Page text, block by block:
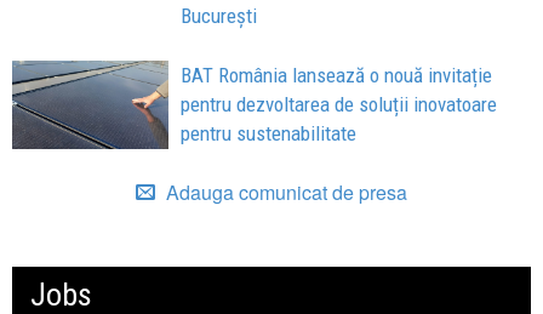
București
BAT România lansează o nouă invitație
pentru dezvoltarea de soluții inovatoare
pentru sustenabilitate
Adauga comunicat de presa
Jobs